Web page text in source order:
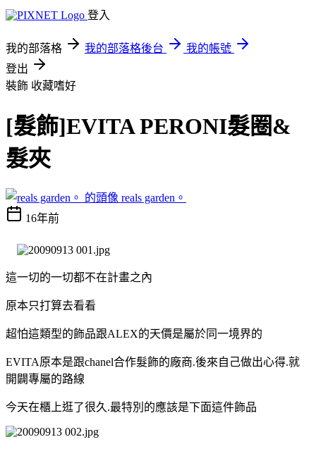
登入
我的部落格 我的部落格後台
我的帳號
登出
裝飾 收藏嗜好
[髮飾]EVITA PERONI髮圈&
髮夾
reals garden。
16年前
這一切的一切都不在計畫之內
原本只打算去看看
超怕這類型的飾品跟ALEX的天價是屬於同一境界的
EVITA原本是跟chanel合作髮飾的廠商.後來自己做出心得.就
開闢專屬的路線
今天在櫃上逛了很久.最特別的應該是下面這件飾品